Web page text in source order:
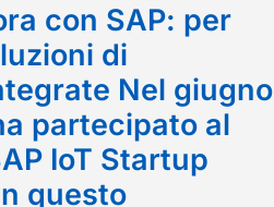
con SAP: per
di
Nel giugno
partecipato al
IoT Startup
questo